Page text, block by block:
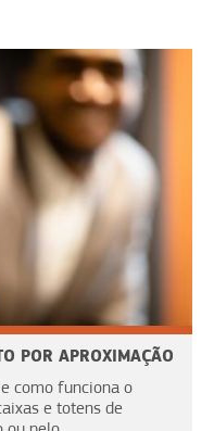
POR APROXIMAÇÃO
como funciona o
e totens de